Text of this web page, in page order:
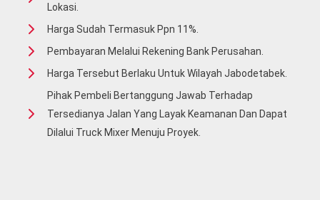
Lokasi.
Harga Sudah Termasuk Ppn 11%.
Pembayaran Melalui Rekening Bank Perusahan.
Harga Tersebut Berlaku Untuk Wilayah Jabodetabek.
Pihak Pembeli Bertanggung Jawab Terhadap
Tersedianya Jalan Yang Layak Keamanan Dan Dapat
Dilalui Truck Mixer Menuju Proyek.